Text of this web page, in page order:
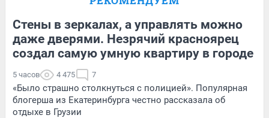
Стены в зеркалах, а управлять можно
даже дверями. Незрячий красноярец
создал самую умную квартиру в городе
5 часов 4 475 7
«Было страшно столкнуться с полицией». Популярная
блогерша из Екатеринбурга честно рассказала об
отдыхе в Грузии